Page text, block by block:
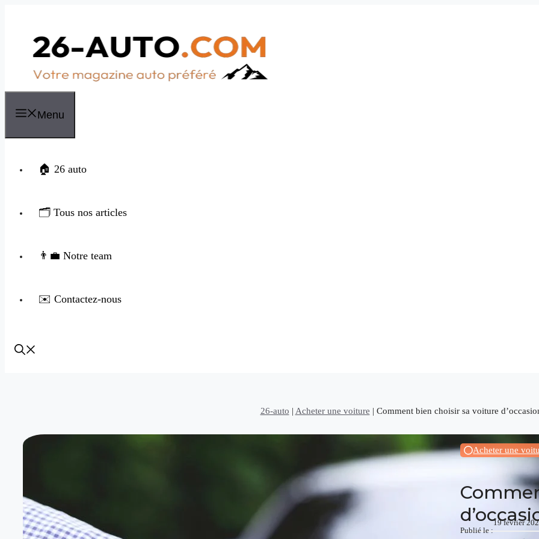
Menu
🏠 26 auto
🗂️ Tous nos articles
👨‍💼 Notre team
✉️ Contactez-nous
26-auto | Acheter une voiture | Comment bien choisir sa voiture
Acheter une
Publié le :
19 février